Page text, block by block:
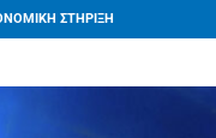
ΣΤΗΡΙΞΗ